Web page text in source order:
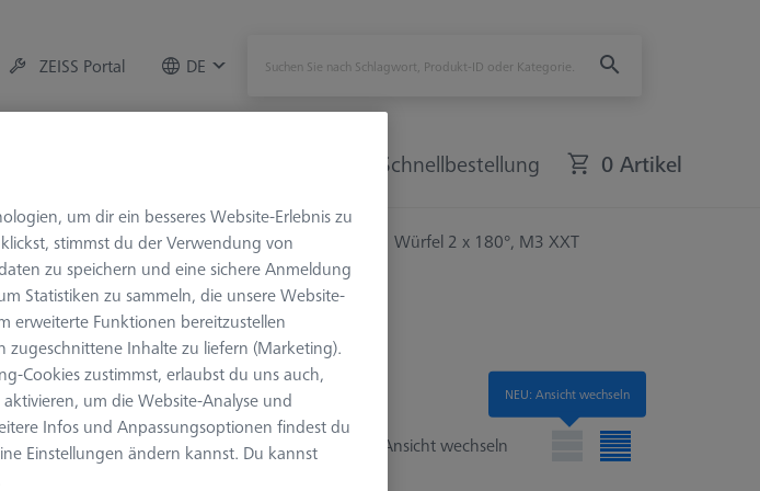
ZEISS Portal DE
Schnellbestellung 0 Artikel
Würfel und diverse Elemente zum Klemmen Würfel 2 x 180°, M3 XXT
Ansicht wechseln
Ergebnisse sortieren
Verfügbarkeit
NEU: Ansicht wechseln
um dir ein besseres Website-Erlebnis zu
stimmst du der Verwendung von
zu speichern und eine sichere Anmeldung
Statistiken zu sammeln, die unsere Website-
erweiterte Funktionen bereitzustellen
Inhalte zu liefern (Marketing).
Cookies zustimmst, erlaubst du uns auch,
um die Website-Analyse und
Infos und Anpassungsoptionen findest du
Einstellungen ändern kannst. Du kannst